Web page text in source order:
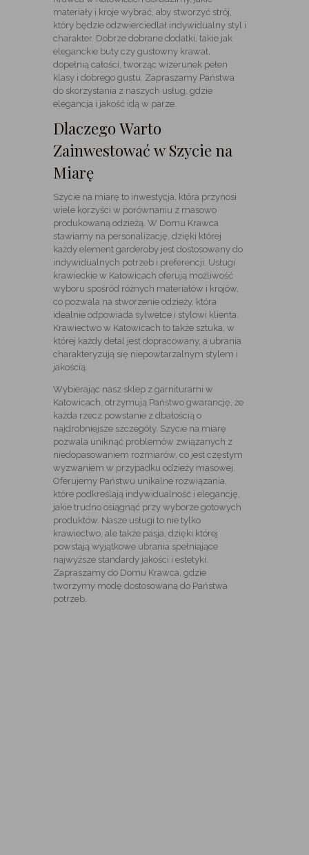
materiały i kroje wybrać, aby stworzyć strój,
który będzie odzwierciedlał indywidualny styl i
charakter. Dobrze dobrane dodatki, takie jak
eleganckie buty czy gustowny krawat,
dopełnią całości, tworząc wizerunek pełen
klasy i dobrego gustu. Zapraszamy Państwa
do skorzystania z naszych usług, gdzie
elegancja i jakość idą w parze.
Dlaczego Warto
Zainwestować w Szycie na
Miarę
Szycie na miarę to inwestycja, która przynosi
wiele korzyści w porównaniu z masowo
produkowaną odzieżą. W Domu Krawca
stawiamy na personalizację, dzięki której
każdy element garderoby jest dostosowany do
indywidualnych potrzeb i preferencji. Usługi
krawieckie w Katowicach oferują możliwość
wyboru spośród różnych materiałów i krojów,
co pozwala na stworzenie odzieży, która
idealnie odpowiada sylwetce i stylowi klienta.
Krawiectwo w Katowicach to także sztuka, w
której każdy detal jest dopracowany, a ubrania
charakteryzują się niepowtarzalnym stylem i
jakością.
Wybierając nasz sklep z garniturami w
Katowicach, otrzymują Państwo gwarancję, że
każda rzecz powstanie z dbałością o
najdrobniejsze szczegóły. Szycie na miarę
pozwala uniknąć problemów związanych z
niedopasowaniem rozmiarów, co jest częstym
wyzwaniem w przypadku odzieży masowej.
Oferujemy Państwu unikalne rozwiązania,
które podkreślają indywidualność i elegancję,
jakie trudno osiągnąć przy wyborze gotowych
produktów. Nasze usługi to nie tylko
krawiectwo, ale także pasja, dzięki której
powstają wyjątkowe ubrania spełniające
najwyższe standardy jakości i estetyki.
Zapraszamy do Domu Krawca, gdzie
tworzymy modę dostosowaną do Państwa
potrzeb.